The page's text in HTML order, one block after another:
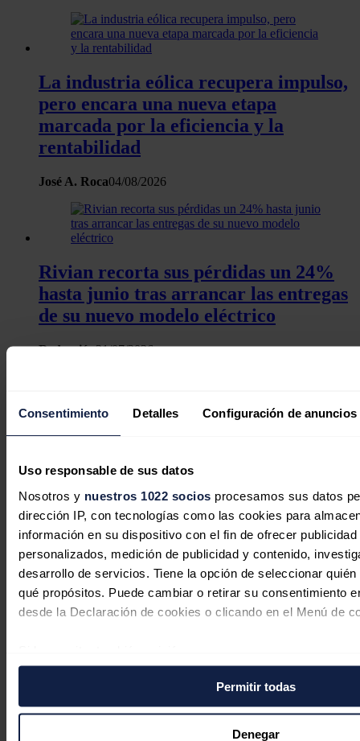
Consentimiento Detalles Configuración de anuncios
Uso responsable de sus datos
Nosotros y nuestros 1022 socios procesamos sus datos
dirección IP, con tecnologías como las cookies para
información en su dispositivo con el fin de ofrecer
personalizados, medición de publicidad y contenido,
desarrollo de servicios. Tiene la opción de seleccionar
qué propósitos. Puede cambiar o retirar su consentimiento
desde la Declaración de cookies o clicando en el Menú de
Identificar su dispositivo analizándolo activamente
características específicas (huellas digitales)
Permitir todas
Denegar
La industria eólica recupera impulso,
pero encara una nueva etapa
marcada por la eficiencia y la
rentabilidad
José A. Roca04/08/2026
Rivian recorta sus pérdidas un 24%
hasta junio tras arrancar las entregas
de su nuevo modelo eléctrico
Redacción31/07/2026
China anuncia más reglas para tratar